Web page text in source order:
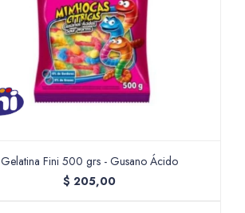
Gelatina Fini 500 grs - Gusano Ácido
$ 205,00